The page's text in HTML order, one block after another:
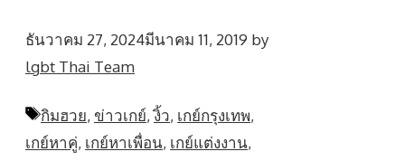
ธันวาคม 27, 2024มีนาคม 11, 2019 by
lgbt Thai Team
Tags
กิมฮวย, ข่าวเกย์,งิ้ว, เกย์กรุงเทพ,
เกย์หาคู่, เกย์หาเพื่อน, เกย์แต่งงาน,